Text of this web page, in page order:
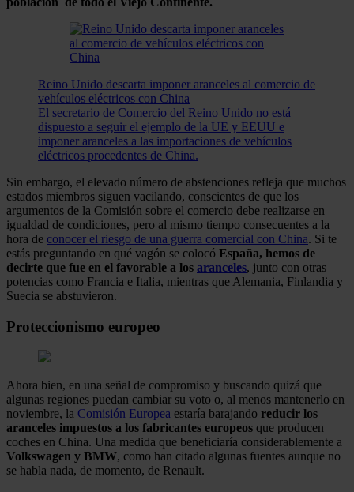
Reino Unido descarta imponer aranceles al comercio de
vehículos eléctricos con China
El secretario de Comercio del Reino Unido no está
dispuesto a seguir el ejemplo de la UE y EEUU e
imponer aranceles a las importaciones de vehículos
eléctricos procedentes de China.
Sin embargo, el elevado número de abstenciones refleja que muchos
estados miembros siguen vacilando, conscientes de que los
argumentos de la Comisión sobre el comercio debe realizarse en
igualdad de condiciones, pero al mismo tiempo consecuentes a la
hora de conocer el riesgo de una guerra comercial con China. Si te
estás preguntando en qué vagón se colocó España, hemos de
decirte que fue en el favorable a los aranceles, junto con otras
potencias como Francia e Italia, mientras que Alemania, Finlandia y
Suecia se abstuvieron.
Proteccionismo europeo
Ahora bien, en una señal de compromiso y buscando quizá que
algunas regiones puedan cambiar su voto o, al menos mantenerlo en
noviembre, la Comisión Europea estaría barajando reducir los
aranceles impuestos a los fabricantes europeos que producen
coches en China. Una medida que beneficiaría considerablemente a
Volkswagen y BMW, como han citado algunas fuentes aunque no
se habla nada, de momento, de Renault.